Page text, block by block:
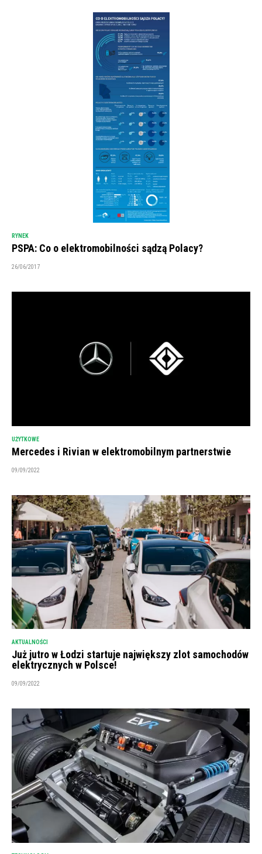
RYNEK
PSPA: Co o elektromobilności sądzą Polacy?
26/06/2017
UŻYTKOWE
Mercedes i Rivian w elektromobilnym partnerstwie
09/09/2022
AKTUALNOŚCI
Już jutro w Łodzi startuje największy zlot samochodów
elektrycznych w Polsce!
09/09/2022